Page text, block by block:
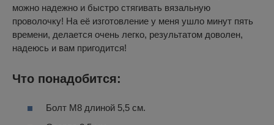
можно надежно и быстро стягивать вязальную
проволочку! На её изготовление у меня ушло минут пять
времени, делается очень легко, результатом доволен,
надеюсь и вам пригодится!
Что понадобится:
Болт М8 длиной 5,5 см.